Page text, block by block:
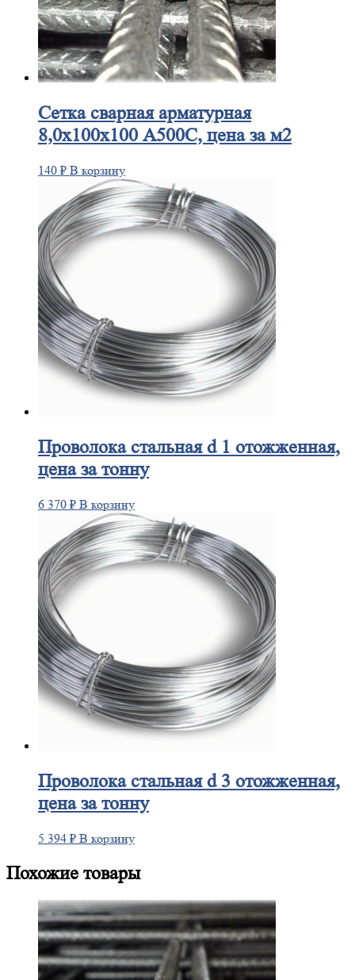
Сеткасварная арматурная
8,0х100х100 А500С, цена за м2
140 ₽ В корзину
Проволокастальная d 1 отожженная,
цена за тонну
6 370 ₽ В корзину
Проволокастальная d 3 отожженная,
цена за тонну
5 394 ₽ В корзину
Похожие товары